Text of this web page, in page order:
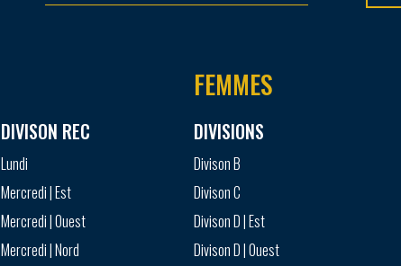
DIVISON REC
Lundi
Mercredi | Est
Mercredi | Ouest
Mercredi | Nord
FEMMES
DIVISIONS
Divison B
Divison C
Divison D | Est
Divison D | Ouest